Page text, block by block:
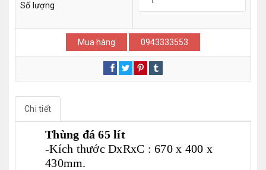
Số lượng
Mua hàng 0943333553
Chi tiết
Thùng đá 65 lít
-Kích thước DxRxC : 670 x 400 x
430mm.